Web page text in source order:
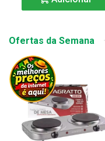
Ofertas da Semana